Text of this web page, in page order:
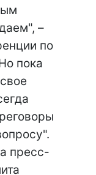
–
по
пока
пресс-